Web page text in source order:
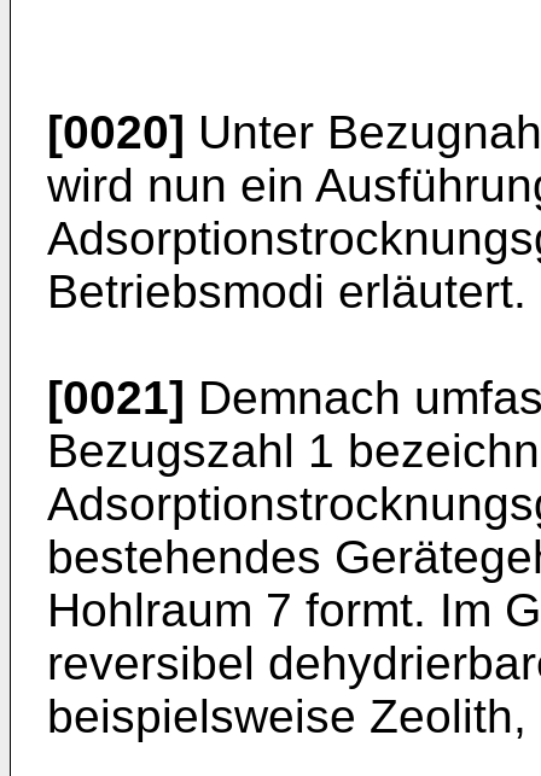
[0020] Unter
wird nun ein
Betriebsmodi erläutert.
[0021] Demnach
Bezugszahl 1
bestehendes
Hohlraum 7 formt. Im
reversibel
beispielsweise